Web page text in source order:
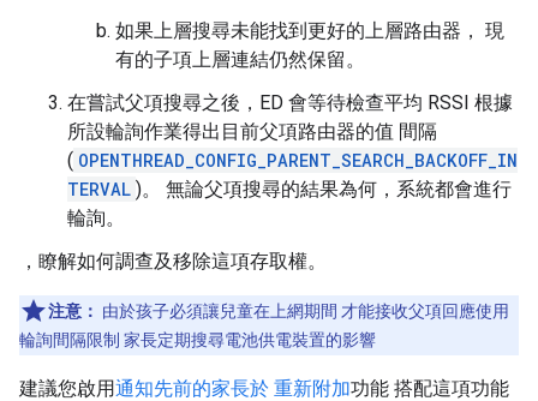
如果上層搜尋未能找到更好的上層路由器， 現
有的子項上層連結仍然保留。
在嘗試父項搜尋之後，ED 會等待檢查平均 RSSI 根據
所設輪詢作業得出目前父項路由器的值 間隔
( OPENTHREAD_CONFIG_PARENT_SEARCH_BACKOFF_IN
TERVAL )。 無論父項搜尋的結果為何，系統都會進行
輪詢。
，瞭解如何調查及移除這項存取權。
注意： 由於孩子必須讓兒童在上網期間 才能接收父項回應使用
輪詢間隔限制 家長定期搜尋電池供電裝置的影響
建議您啟用通知先前的家長於 重新附加功能 搭配這項功能